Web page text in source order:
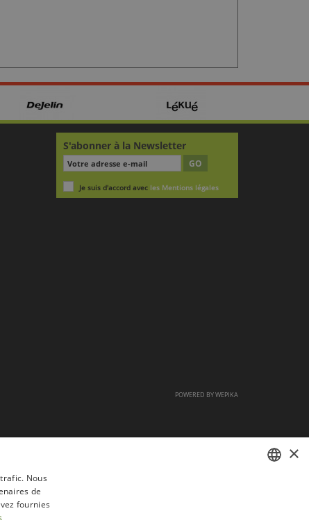
S'abonner à la Newsletter
GO
Je suis d'accord avec les Mentions légales
POWERED BYWEPIKA
×
Nous
de
fournies